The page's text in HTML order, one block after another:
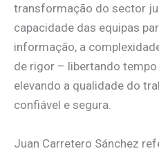
transformação do sector
capacidade das equipas
informação, a
de rigor – libertando
elevando a qualidade do
confiável e segura.
Juan Carretero Sánchez